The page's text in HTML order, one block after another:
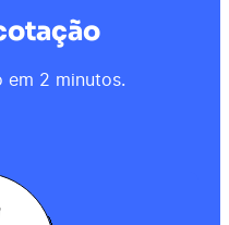
em 2 minutos.